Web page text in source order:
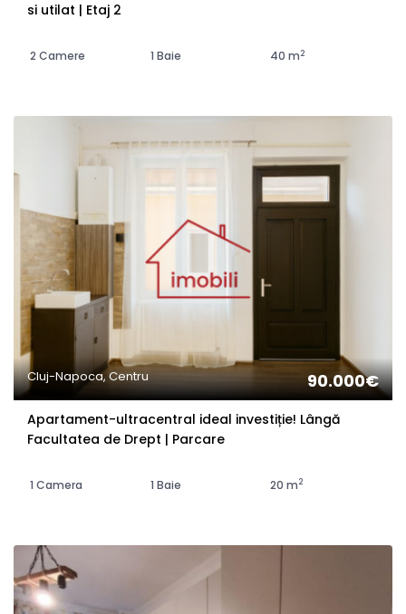
si utilat | Etaj 2
2 Camere 1 Baie 40 m2
Cluj-Napoca, Centru 90.000€
Apartament-ultracentral ideal investiție! Lângă
Facultatea de Drept | Parcare
1 Camera 1 Baie 20 m2